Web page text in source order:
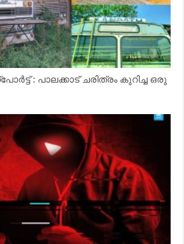
: പാലക്കാട് ചരിത്രം കുറിച്ച ഒരു